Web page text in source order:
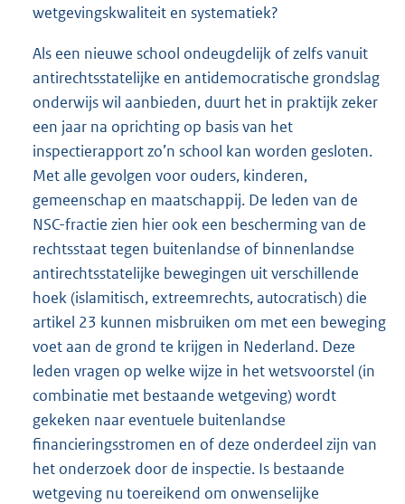
wetgevingskwaliteit en systematiek?
Als een nieuwe school ondeugdelijk of zelfs vanuit
antirechtsstatelijke en antidemocratische grondslag
onderwijs wil aanbieden, duurt het in praktijk zeker
een jaar na oprichting op basis van het
inspectierapport zo’n school kan worden gesloten.
Met alle gevolgen voor ouders, kinderen,
gemeenschap en maatschappij. De leden van de
NSC-fractie zien hier ook een bescherming van de
rechtsstaat tegen buitenlandse of binnenlandse
antirechtsstatelijke bewegingen uit verschillende
hoek (islamitisch, extreemrechts, autocratisch) die
artikel 23 kunnen misbruiken om met een beweging
voet aan de grond te krijgen in Nederland. Deze
leden vragen op welke wijze in het wetsvoorstel (in
combinatie met bestaande wetgeving) wordt
gekeken naar eventuele buitenlandse
financieringsstromen en of deze onderdeel zijn van
het onderzoek door de inspectie. Is bestaande
wetgeving nu toereikend om onwenselijke